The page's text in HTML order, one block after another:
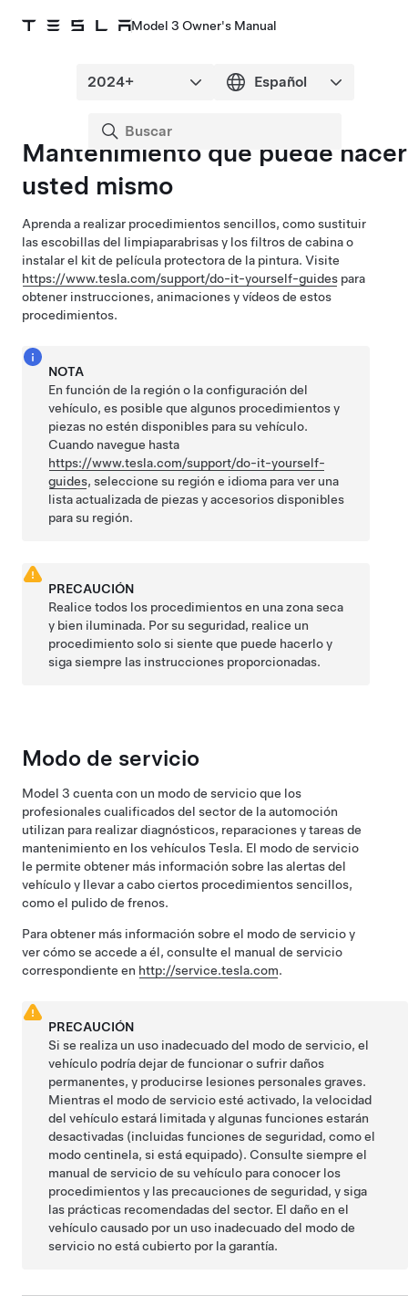
Model 3 Owner's Manual
Mantenimiento que puede hacer
usted mismo
Aprenda a realizar procedimientos sencillos, como sustituir
las escobillas del limpiaparabrisas y los filtros de cabina o
instalar el kit de película protectora de la pintura. Visite
https://www.tesla.com/support/do-it-yourself-guides para
obtener instrucciones, animaciones y vídeos de estos
procedimientos.
NOTA
En función de la región o la configuración del
vehículo, es posible que algunos procedimientos y
piezas no estén disponibles para su vehículo.
Cuando navegue hasta
https://www.tesla.com/support/do-it-yourself-
guides, seleccione su región e idioma para ver una
lista actualizada de piezas y accesorios disponibles
para su región.
PRECAUCIÓN
Realice todos los procedimientos en una zona seca
y bien iluminada. Por su seguridad, realice un
procedimiento solo si siente que puede hacerlo y
siga siempre las instrucciones proporcionadas.
Modo de servicio
Model 3 cuenta con un modo de servicio que los
profesionales cualificados del sector de la automoción
utilizan para realizar diagnósticos, reparaciones y tareas de
mantenimiento en los vehículos Tesla. El modo de servicio
le permite obtener más información sobre las alertas del
vehículo y llevar a cabo ciertos procedimientos sencillos,
como el pulido de frenos.
Para obtener más información sobre el modo de servicio y
ver cómo se accede a él, consulte el manual de servicio
correspondiente en http://service.tesla.com.
PRECAUCIÓN
Si se realiza un uso inadecuado del modo de servicio, el
vehículo podría dejar de funcionar o sufrir daños
permanentes, y producirse lesiones personales graves.
Mientras el modo de servicio esté activado, la velocidad
del vehículo estará limitada y algunas funciones estarán
desactivadas (incluidas funciones de seguridad, como el
modo centinela, si está equipado). Consulte siempre el
manual de servicio de su vehículo para conocer los
procedimientos y las precauciones de seguridad, y siga
las prácticas recomendadas del sector. El daño en el
vehículo causado por un uso inadecuado del modo de
servicio no está cubierto por la garantía.